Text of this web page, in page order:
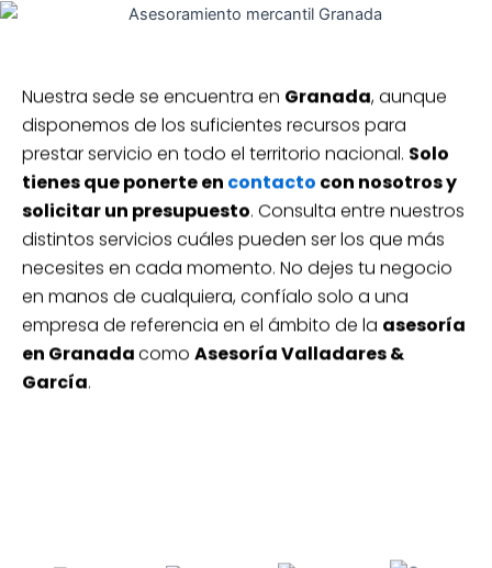
Nuestra sede se encuentra en Granada, aunque
disponemos de los suficientes recursos para
prestar servicio en todo el territorio nacional. Solo
tienes que ponerte en contacto con nosotros y
solicitar un presupuesto. Consulta entre nuestros
distintos servicios cuáles pueden ser los que más
necesites en cada momento. No dejes tu negocio
en manos de cualquiera, confíalo solo a una
empresa de referencia en el ámbito de la asesoría
en Granada como Asesoría Valladares &
García.